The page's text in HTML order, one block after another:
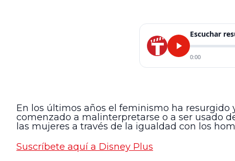
Escuchar
0:00
En los últimos años el feminismo ha
comenzado a malinterpretarse o a ser usado
las mujeres a través de la igualdad con los
Suscríbete aquí a Disney Plus